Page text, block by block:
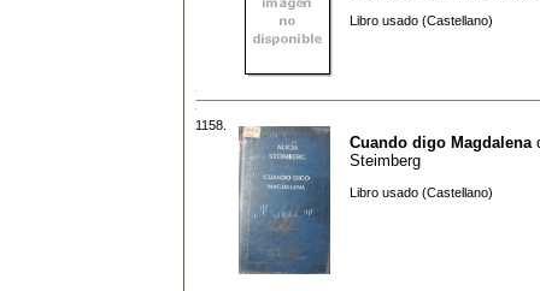
Libro usado (Castellano)
1158.
Cuando digo Magdalena
Steimberg
Libro usado (Castellano)